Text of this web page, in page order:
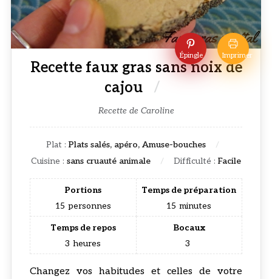
Épingle Imprimer
Recette faux gras sans noix de
cajou
Recette de Caroline
Plat : Plats salés, apéro, Amuse-bouches
Cuisine : sans cruauté animale Difficulté : Facile
Portions
15 personnes
Temps de préparation
15 minutes
Temps de repos
3 heures
Bocaux
3
Changez vos habitudes et celles de votre